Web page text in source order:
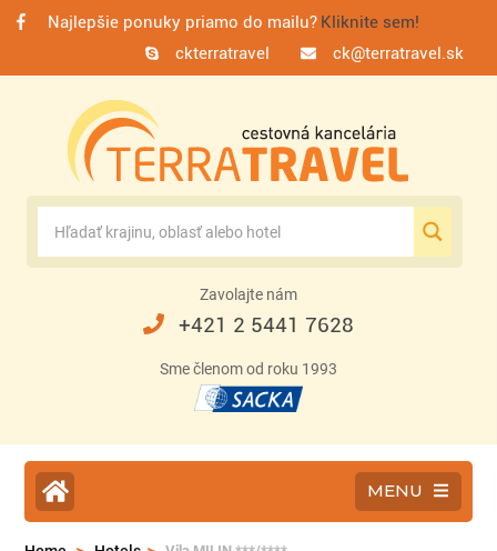
Najlepšie ponuky priamo do mailu? Kliknite sem!
ckterratravel
ck@terratravel.sk
Zavolajte nám
+421 2 5441 7628
Sme členom od roku 1993
MENU